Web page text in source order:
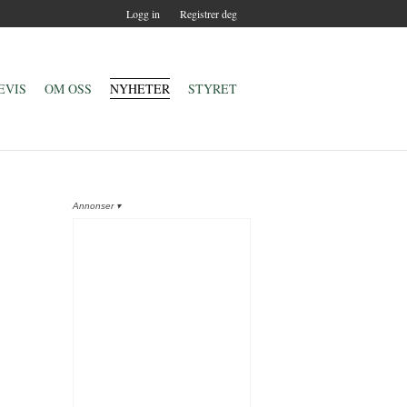
Logg in Registrer deg
OM OSS NYHETER STYRET
Annonser ▾